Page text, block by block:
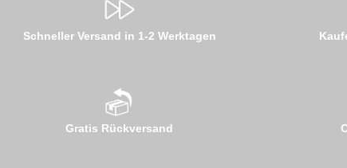
Schneller Versand in 1-2 Werktagen
Gratis Rückversand